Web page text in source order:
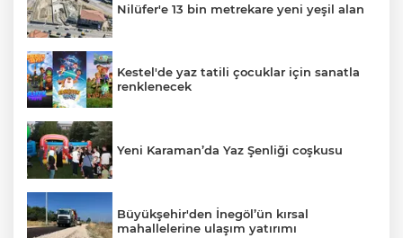
Nilüfer'e 13 bin metrekare yeni yeşil alan
Kestel'de yaz tatili çocuklar için sanatla
renklenecek
Yeni Karaman’da Yaz Şenliği coşkusu
Büyükşehir'den İnegöl’ün kırsal
mahallelerine ulaşım yatırımı